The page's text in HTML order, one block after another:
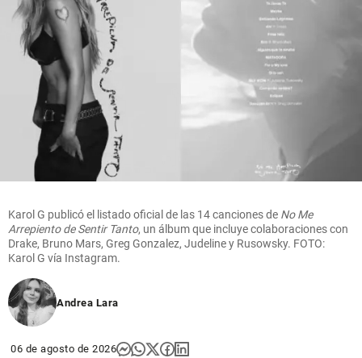
Karol G publicó el listado oficial de las 14 canciones de No Me
Arrepiento de Sentir Tanto, un álbum que incluye colaboraciones con
Drake, Bruno Mars, Greg Gonzalez, Judeline y Rusowsky. FOTO:
Karol G vía Instagram.
Andrea Lara
06 de agosto de 2026